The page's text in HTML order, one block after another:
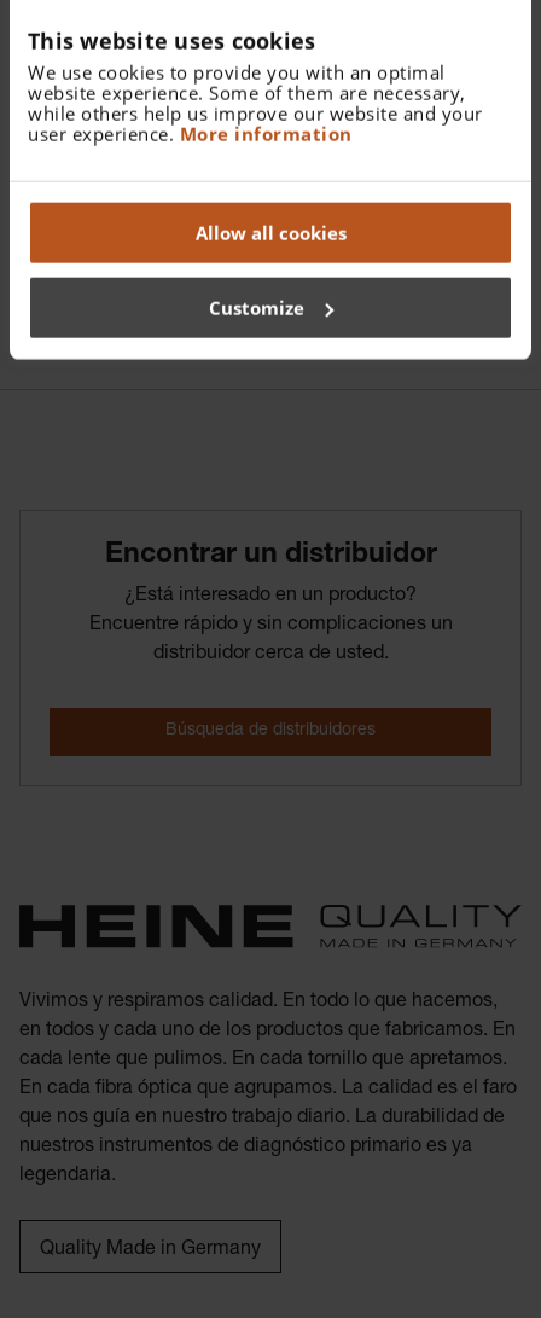
This website uses cookies
We use cookies to provide you with an optimal
website experience. Some of them are necessary,
while others help us improve our website and your
user experience. More information
Allow all cookies
Customize
Detalles
Lámpara de recambio XHL Xenón Halógena 2,5 V para
mini3000 Dermatoscopio.
Encontrar­ un­ distribuidor
¿Está interesado en un producto?
Encuentre rápido y sin complicaciones un
distribuidor cerca de usted.
Vivimos y respiramos calidad. En todo lo que hacemos,
en todos y cada uno de los productos que fabricamos. En
cada lente que pulimos. En cada tornillo que apretamos.
En cada fibra óptica que agrupamos. La calidad es el faro
que nos guía en nuestro trabajo diario. La durabilidad de
nuestros instrumentos de diagnóstico primario es ya
legendaria.
Quality Made in Germany